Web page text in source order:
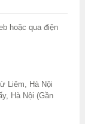
hoặc qua điện
Liêm, Hà Nội
Hà Nội (Gần